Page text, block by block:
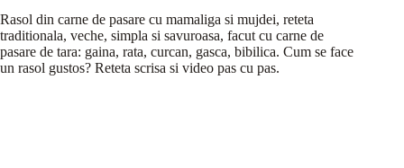
Rasol din carne de pasare cu mamaliga si mujdei, reteta
traditionala, veche, simpla si savuroasa, facut cu carne de
pasare de tara: gaina, rata, curcan, gasca, bibilica. Cum se face
un rasol gustos? Reteta scrisa si video pas cu pas.